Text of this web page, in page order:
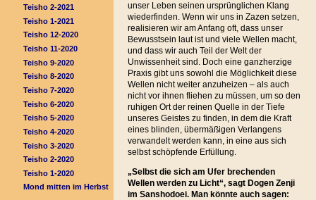
Teisho 2-2021
Teisho 1-2021
Teisho 12-2020
Teisho 11-2020
Teisho 9-2020
Teisho 8-2020
Teisho 7-2020
Teisho 6-2020
Teisho 5-2020
Teisho 4-2020
Teisho 3-2020
Teisho 2-2020
Teisho 1-2020
Mond mitten im Herbst
unser Leben seinen ursprünglichen Klang
wiederfinden. Wenn wir uns in Zazen setzen,
realisieren wir am Anfang oft, dass unser
Bewusstsein laut ist und viele Wellen macht,
und dass wir auch Teil der Welt der
Unwissenheit sind. Doch eine ganzherzige
Praxis gibt uns sowohl die Möglichkeit diese
Wellen nicht weiter anzuheizen – als auch
nicht vor ihnen fliehen zu müssen, um so den
ruhigen Ort der reinen Quelle in der Tiefe
unseres Geistes zu finden, in dem die Kraft
eines blinden, übermäßigen Verlangens
verwandelt werden kann, in eine aus sich
selbst schöpfende Erfüllung.
„Selbst die sich am Ufer brechenden
Wellen werden zu Licht“, sagt Dogen Zenji
im Sanshodoei.Man könnte auch sagen: